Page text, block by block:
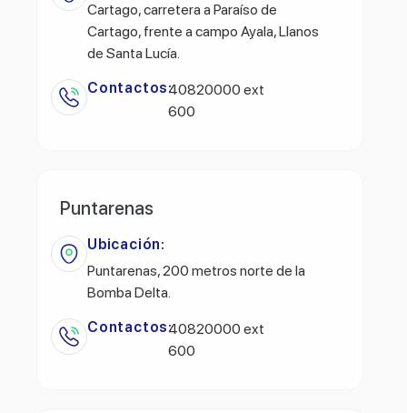
Cartago, carretera a Paraíso de
Cartago, frente a campo Ayala, Llanos
de Santa Lucía.
Contactos:40820000 ext
600
Puntarenas
Ubicación:
Puntarenas, 200 metros norte de la
Bomba Delta.
Contactos:40820000 ext
600